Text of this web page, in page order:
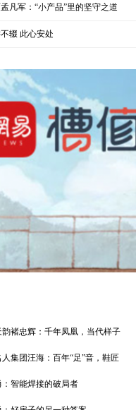
凡军：“小产品”里的坚守之道
辍 此心安处
韵褚忠辉：千年凤凰，当代样子
集团汪海：百年“足”音，鞋匠
：智能焊接的破局者